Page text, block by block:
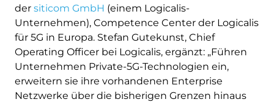
der siticom GmbH (einem Logicalis-
Unternehmen), Competence Center der Logicalis
für 5G in Europa. Stefan Gutekunst, Chief
Operating Officer bei Logicalis, ergänzt: „Führen
Unternehmen Private-5G-Technologien ein,
erweitern sie ihre vorhandenen Enterprise
Netzwerke über die bisherigen Grenzen hinaus